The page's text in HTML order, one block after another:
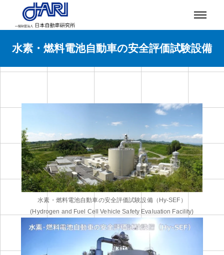
水素・燃料電池自動車の安全評価試験設備
水素・燃料電池自動車の安全評価試験設備（Hy-SEF）
(Hydrogen and Fuel Cell Vehicle Safety Evaluation Facility)